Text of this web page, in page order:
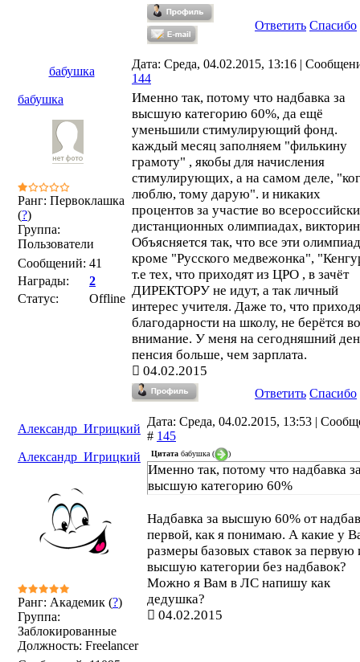
Ответить Спасибо
бабушка
Дата: Среда, 04.02.2015, 13:16 |
144
бабушка
Ранг: Первоклашка
(?)
Группа:
Пользователи
Сообщений: 41
Награды:
2
Статус:
Offline
Именно так, потому что надбавка за
высшую категорию 60%, да ещё
уменьшили стимулирующий фонд.
каждый месяц заполняем "филькину
грамоту" , якобы для начисления
стимулирующих, а на самом деле,
люблю, тому дарую". и никаких
процентов за участие во
дистанционных олимпиадах,
Объясняется так, что все эти
кроме "Русского медвежонка",
т.е тех, что приходят из ЦРО , в зачёт
ДИРЕКТОРУ не идут, а так личный
интерес учителя. Даже то, что
благодарности на школу, не берётся во
внимание. У меня на сегодняшний
пенсия больше, чем зарплата.
04.02.2015
Ответить Спасибо
Александр_Игрицкий
Дата: Среда, 04.02.2015, 13:53 |
# 145
Александр_Игрицкий
Ранг: Академик (?)
Группа:
Заблокированные
Должность: Freelancer
Цитата бабушка ( )
Именно так, потому что надбавка
высшую категорию 60%
Надбавка за высшую 60% от
первой, как я понимаю. А какие у
размеры базовых ставок за первую
высшую категории без надбавок?
Можно я Вам в ЛС напишу как
дедушка?
04.02.2015